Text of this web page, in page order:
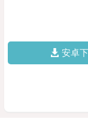
安卓